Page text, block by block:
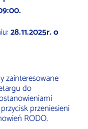
28.11.2025r. o
zainteresowane
do
przeniesieni
RODO.